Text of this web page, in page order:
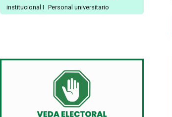
institucional I Personal universitario